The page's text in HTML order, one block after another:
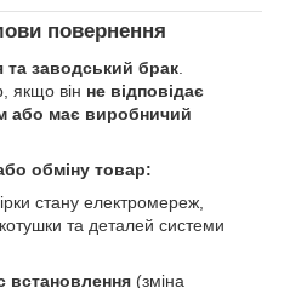
повернення
та заводський брак.
якщо він не відповідає
або має виробничий
обміну товар:
стану електромереж,
та деталей системи
встановлення (зміна